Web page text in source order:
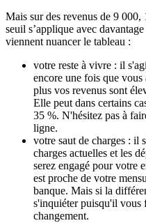
Mais sur des revenus de 9
seuil s’applique avec
viennent nuancer le tableau :
votre reste à vivre : il
encore une fois que
plus vos revenus sont
Elle peut dans certains
35 %. N'hésitez pas à
ligne.
votre saut de charges : il
charges actuelles et les
serez engagé pour votre
est proche de votre
banque. Mais si la
s'inquiéter puisqu'il vous
changement.